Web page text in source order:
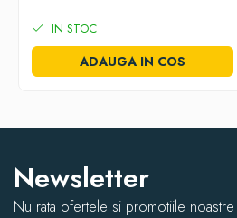
IN STOC
ADAUGA IN COS
Newsletter
Nu rata ofertele si promotiile noastre